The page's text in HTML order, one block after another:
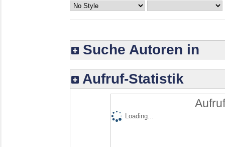
Suche Autoren in
Aufruf-Statistik
Loading...